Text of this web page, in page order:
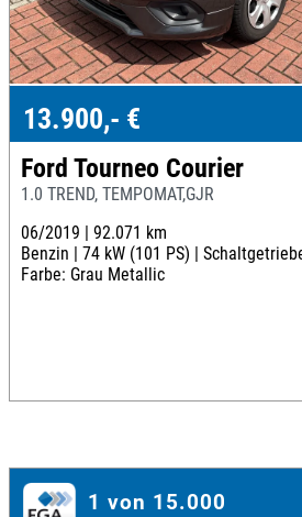
13.900,- €
Ford Tourneo Courier
1.0 TREND, TEMPOMAT,GJR
06/2019 | 92.071 km
Benzin | 74 kW (101 PS) |
Farbe: Grau Metallic
1 von 15.000